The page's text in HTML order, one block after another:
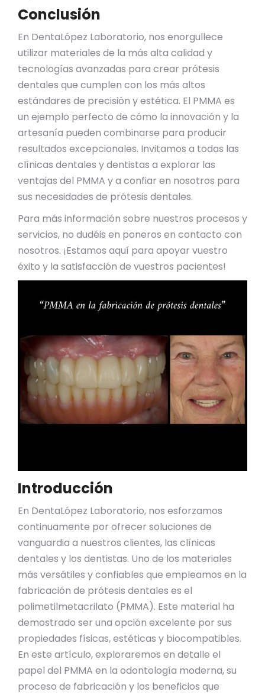
Conclusión
En DentaLópez Laboratorio, nos enorgullece
utilizar materiales de la más alta calidad y
tecnologías avanzadas para crear prótesis
dentales que cumplen con los más altos
estándares de precisión y estética. El PMMA es
un ejemplo perfecto de cómo la innovación y la
artesanía pueden combinarse para producir
resultados excepcionales. Invitamos a todas las
clínicas dentales y dentistas a explorar las
ventajas del PMMA y a confiar en nosotros para
sus necesidades de prótesis dentales.
Para más información sobre nuestros procesos y
servicios, no dudéis en poneros en contacto con
nosotros. ¡Estamos aquí para apoyar vuestro
éxito y la satisfacción de vuestros pacientes!
Introducción
En DentaLópez Laboratorio, nos esforzamos
continuamente por ofrecer soluciones de
vanguardia a nuestros clientes, las clínicas
dentales y los dentistas. Uno de los materiales
más versátiles y confiables que empleamos en la
fabricación de prótesis dentales es el
polimetilmetacrilato (PMMA). Este material ha
demostrado ser una opción excelente por sus
propiedades físicas, estéticas y biocompatibles.
En este artículo, exploraremos en detalle el
papel del PMMA en la odontología moderna, su
proceso de fabricación y los beneficios que